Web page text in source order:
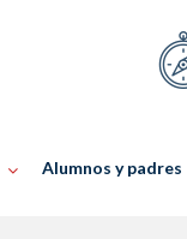
Alumnos y padres